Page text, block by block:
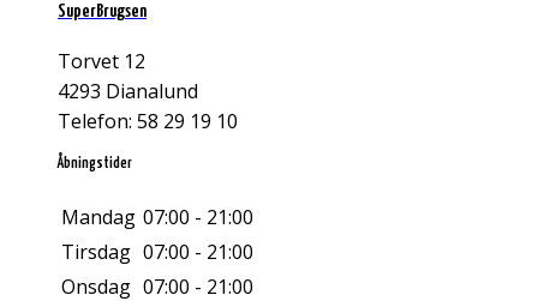
SuperBrugsen
Torvet 12
4293 Dianalund
Telefon: 58 29 19 10
Åbningstider
Mandag 07:00 - 21:00
Tirsdag 07:00 - 21:00
Onsdag 07:00 - 21:00